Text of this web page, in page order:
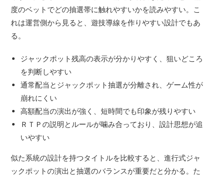
度のベットでどの抽選帯に触れやすいかを読みやすい。こ
れは運営側から見ると、遊技導線を作りやすい設計でもあ
る。
ジャックポット残高の表示が分かりやすく、狙いどころ
を判断しやすい
通常配当とジャックポット抽選が分離され、ゲーム性が
崩れにくい
高額配当の演出が強く、短時間でも印象が残りやすい
ＲＴＰの説明とルールが噛み合っており、設計思想が追
いやすい
似た系統の設計を持つタイトルを比較すると、進行式ジャ
ックポットの演出と抽選のバランスが重要だと分かる。た